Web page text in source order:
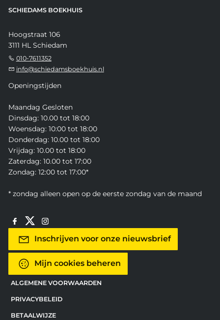
SCHIEDAMS BOEKHUIS
Hoogstraat 106
3111 HL Schiedam
010-7611352
info@schiedamsboekhuis.nl
Openingstijden
Maandag Gesloten
Dinsdag: 10.00 tot 18:00
Woensdag: 10:00 tot 18:00
Donderdag: 10.00 tot 18:00
Vrijdag: 10.00 tot 18:00
Zaterdag: 10.00 tot 17:00
Zondag: 12:00 tot 17:00*
* zondag alleen open op de eerste zondag van de maand
Inschrijven voor onze nieuwsbrief
Mijn cookies beheren
ALGEMENE VOORWAARDEN
PRIVACYBELEID
BETAALWIJZE